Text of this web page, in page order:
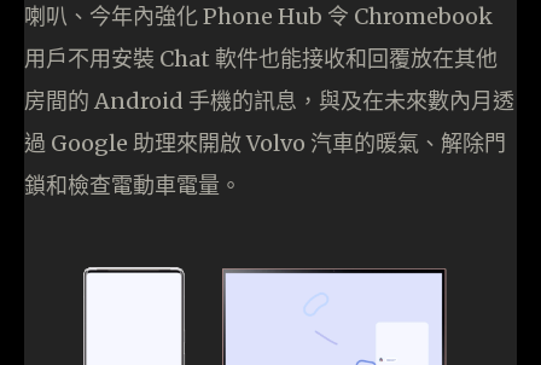
喇叭、今年內強化 Phone Hub 令 Chromebook
用戶不用安裝 Chat 軟件也能接收和回覆放在其他
房間的 Android 手機的訊息，與及在未來數內月透
過 Google 助理來開啟 Volvo 汽車的暖氣、解除門
鎖和檢查電動車電量。